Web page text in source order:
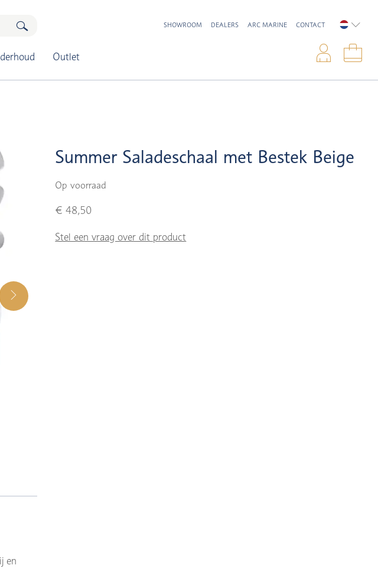
Outlet
SHOWROOM DEALERS ARC MARINE CONTACT
Summer Saladeschaal met Bestek Beige
Op voorraad
€ 48,50
Stel een vraag over dit product
en